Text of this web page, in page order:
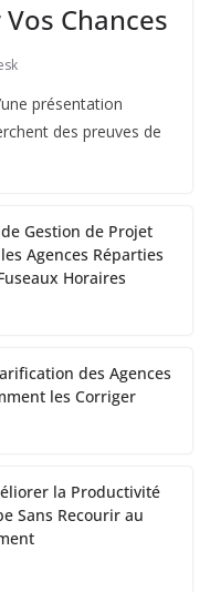
Chances
présentation
des preuves de
Gestion de Projet
Agences Réparties
Horaires
des Agences
les Corriger
la Productivité
Sans Recourir au